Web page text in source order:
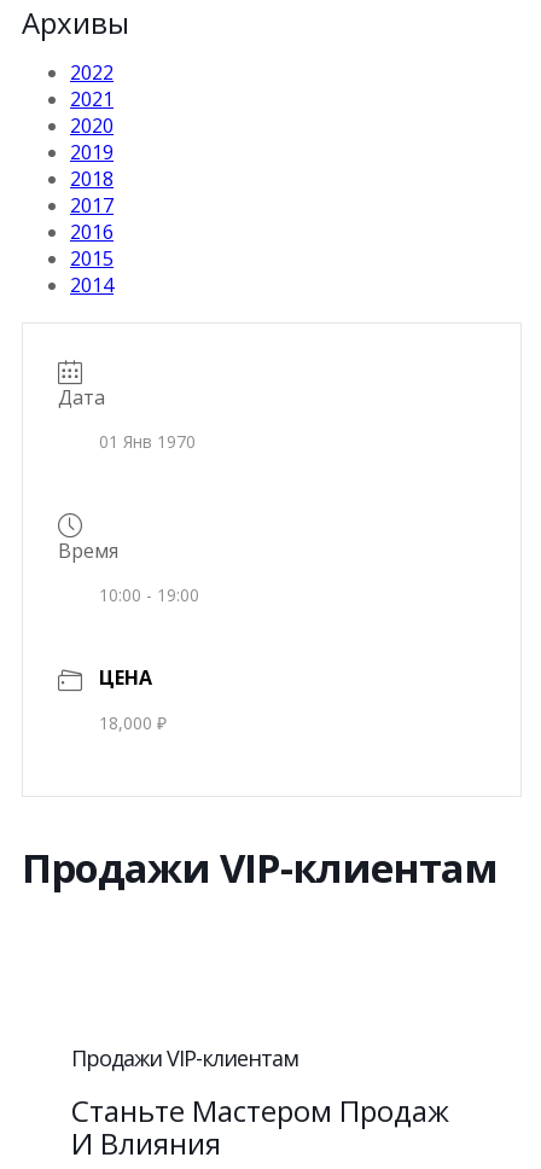
Архивы
2022
2021
2020
2019
2018
2017
2016
2015
2014
Дата
01 Янв 1970
Время
10:00 - 19:00
ЦЕНА
18,000 ₽
Продажи VIP-клиентам
Продажи VIP-клиентам
Станьте Мастером Продаж
И Влияния